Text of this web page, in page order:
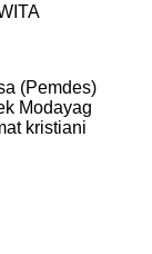
(Pemdes)
Modayag
kristiani